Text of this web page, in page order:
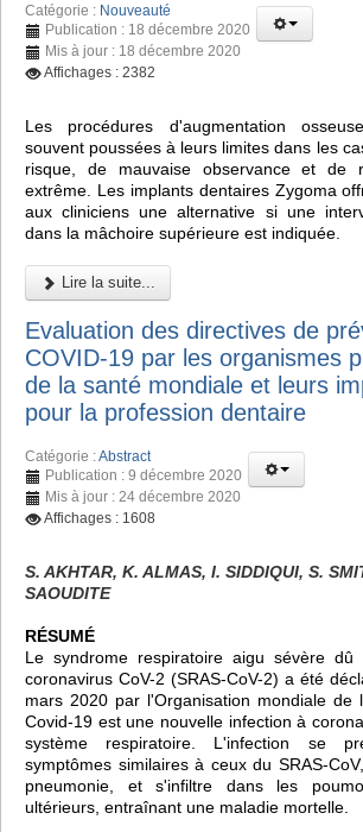
Catégorie : Nouveauté
Publication : 18 décembre 2020
Mis à jour : 18 décembre 2020
Affichages : 2382
Les procédures d'augmentation
souvent poussées à leurs limites dans les
risque, de mauvaise observance et de
extrême. Les implants dentaires Zygoma
aux cliniciens une alternative si une
dans la mâchoire supérieure est indiquée.
Lire la suite...
Evaluation des directives de
COVID-19 par les organismes
de la santé mondiale et leurs
pour la profession dentaire
Catégorie :Abstract
Publication : 9 décembre 2020
Mis à jour : 24 décembre 2020
Affichages : 1608
S. AKHTAR, K. ALMAS, I. SIDDIQUI, S.
SAOUDITE
RÉSUMÉ
Le syndrome respiratoire aigu sévère
coronavirus CoV-2 (SRAS-CoV-2) a été
mars 2020 par l'Organisation mondiale de
Covid-19 est une nouvelle infection à
système respiratoire. L'infection se
symptômes similaires à ceux du SRAS-
pneumonie, et s'infiltre dans les
ultérieurs, entraînant une maladie mortelle.